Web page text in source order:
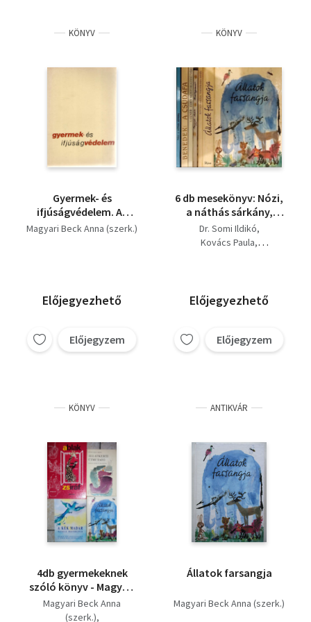
KÖNYV
Gyermek- és
ifjúságvédelem. Az
Országos Pedagógiai
Magyari Beck Anna (szerk.)
Előjegyezhető
Előjegyzem
KÖNYV
6 db mesekönyv: Nózi,
a náthás sárkány,
avagy a mesés
valóság, Nagymama
Állatok farsangja,
Állatok farsangja
Dr. Somi Ildikó
Kovács Paula
Magyari Beck Anna (szerk.)
Előjegyezhető
Előjegyzem
KÖNYV
4db gyermekeknek
szóló könyv - Magyari
Beck Anna (szerk.)-
Állatok farsangja;
Magyari Beck Anna
(szerk.)
ANTIKVÁR
Állatok farsangja
Magyari Beck Anna (szerk.)